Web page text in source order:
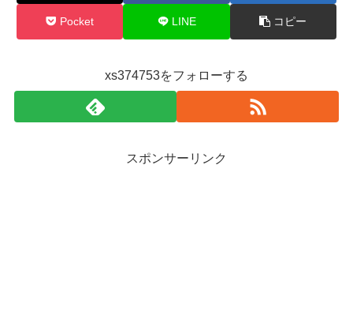
Pocket LINE コピー
xs374753をフォローする
スポンサーリンク